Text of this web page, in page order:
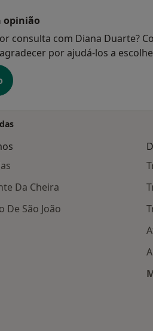
opinião
consulta com Diana Duarte?
por ajudá-los a
Da Cheira
De São João